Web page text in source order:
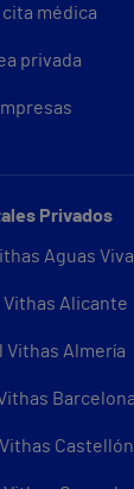
cita médica
privada
Privados
Aguas
Vithas Alicante
Vithas Almería
Barcelona
Castellón